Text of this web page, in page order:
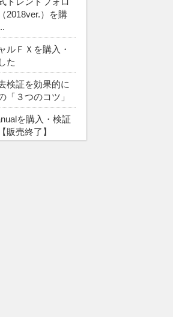
2018ver.）を購
ルＦＸを購入・
た
検証を効果的に
「３つのコツ」
を購入・検証
販売終了】